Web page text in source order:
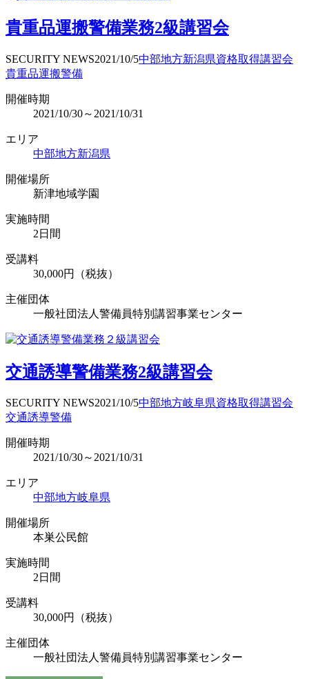
貴重品運搬警備業務2級講習会
SECURITY NEWS2021/10/5中部地方新潟県資格取得講習会
貴重品運搬警備
開催時期
2021/10/30～2021/10/31
エリア
中部地方新潟県
開催場所
新津地域学園
実施時間
2日間
受講料
30,000円（税抜）
主催団体
一般社団法人警備員特別講習事業センター
交通誘導警備業務2級講習会
SECURITY NEWS2021/10/5中部地方岐阜県資格取得講習会
交通誘導警備
開催時期
2021/10/30～2021/10/31
エリア
中部地方岐阜県
開催場所
本巣公民館
実施時間
2日間
受講料
30,000円（税抜）
主催団体
一般社団法人警備員特別講習事業センター